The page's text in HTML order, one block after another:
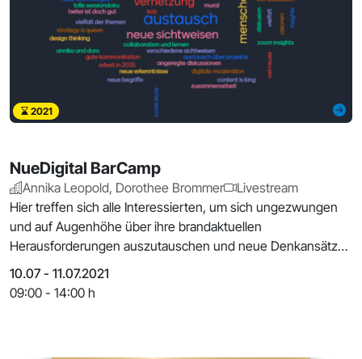
2021
NueDigital BarCamp
Annika Leopold, Dorothee Brommer
Livestream
Hier treffen sich alle Interessierten, um sich ungezwungen
und auf Augenhöhe über ihre brandaktuellen
Herausforderungen auszutauschen und neue Denkansätze
zu e
10.07 - 11.07.2021
09:00 - 14:00 h